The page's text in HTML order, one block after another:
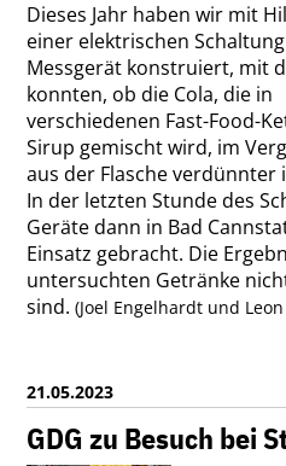
Dieses Jahr haben wir mit
einer elektrischen
Messgerät konstruiert, mit
konnten, ob die Cola, die in
verschiedenen Fast-Food-
Sirup gemischt wird, im
aus der Flasche verdünnter
In der letzten Stunde des
Geräte dann in Bad
Einsatz gebracht. Die
untersuchten Getränke
sind.(Joel Engelhardt und
21.05.2023
GDG zu Besuch bei